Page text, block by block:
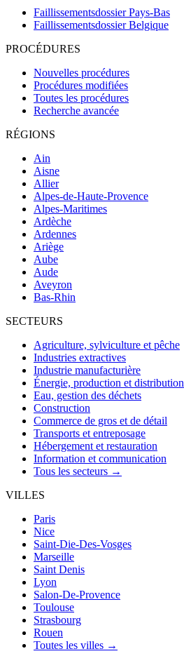
Faillissementsdossier Pays-Bas
Faillissementsdossier Belgique
PROCÉDURES
Nouvelles procédures
Procédures modifiées
Toutes les procédures
Recherche avancée
RÉGIONS
Ain
Aisne
Allier
Alpes-de-Haute-Provence
Alpes-Maritimes
Ardèche
Ardennes
Ariège
Aube
Aude
Aveyron
Bas-Rhin
SECTEURS
Agriculture, sylviculture et pêche
Industries extractives
Industrie manufacturière
Énergie, production et distribution
Eau, gestion des déchets
Construction
Commerce de gros et de détail
Transports et entreposage
Hébergement et restauration
Information et communication
Tous les secteurs →
VILLES
Paris
Nice
Saint-Die-Des-Vosges
Marseille
Saint Denis
Lyon
Salon-De-Provence
Toulouse
Strasbourg
Rouen
Toutes les villes →